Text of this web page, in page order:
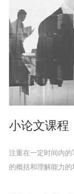
小论文课程
注重在一定时间内
的概括和理解能力的